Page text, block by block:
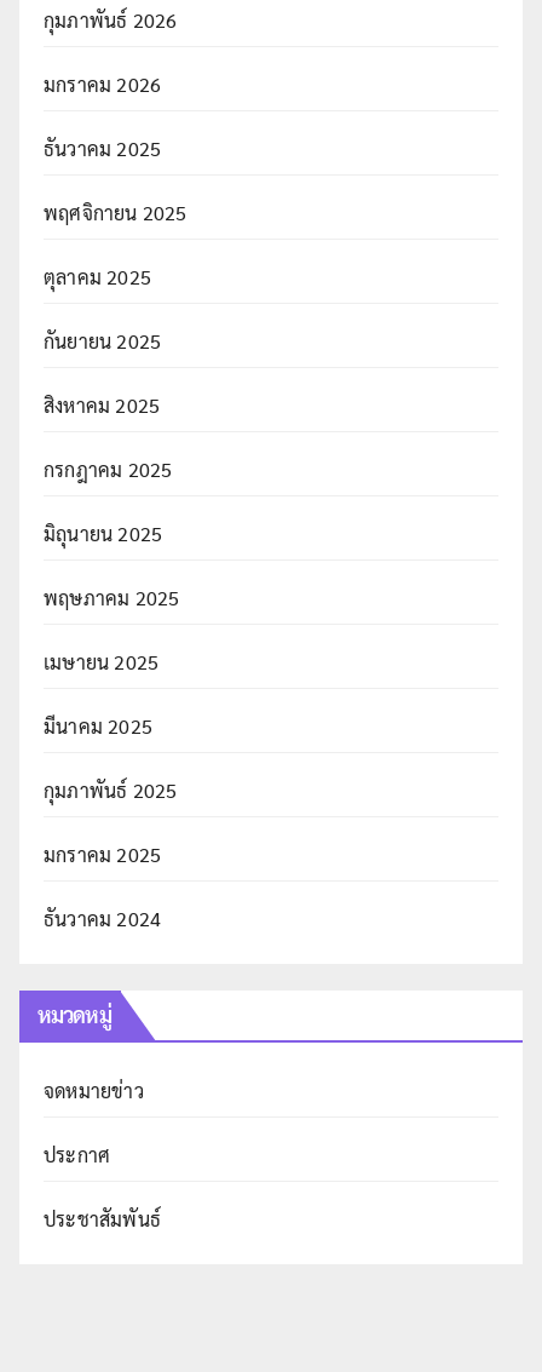
กุมภาพันธ์ 2026
มกราคม 2026
ธันวาคม 2025
พฤศจิกายน 2025
ตุลาคม 2025
กันยายน 2025
สิงหาคม 2025
กรกฎาคม 2025
มิถุนายน 2025
พฤษภาคม 2025
เมษายน 2025
มีนาคม 2025
กุมภาพันธ์ 2025
มกราคม 2025
ธันวาคม 2024
หมวดหมู่
จดหมายข่าว
ประกาศ
ประชาสัมพันธ์